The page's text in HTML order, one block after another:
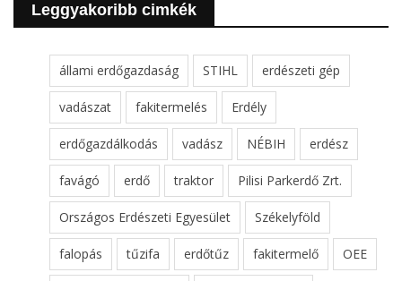
Leggyakoribb cimkék
állami erdőgazdaság STIHL erdészeti gép
vadászat fakitermelés Erdély
erdőgazdálkodás vadász NÉBIH erdész
favágó erdő traktor Pilisi Parkerdő Zrt.
Országos Erdészeti Egyesület Székelyföld
falopás tűzifa erdőtűz fakitermelő OEE